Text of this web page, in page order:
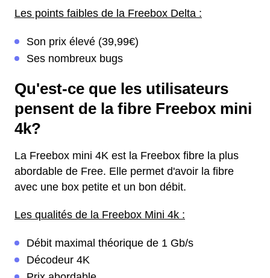
Les points faibles de la Freebox Delta :
Son prix élevé (39,99€)
Ses nombreux bugs
Qu'est-ce que les utilisateurs
pensent de la fibre Freebox mini
4k?
La Freebox mini 4K est la Freebox fibre la plus
abordable de Free. Elle permet d'avoir la fibre
avec une box petite et un bon débit.
Les qualités de la Freebox Mini 4k :
Débit maximal théorique de 1 Gb/s
Décodeur 4K